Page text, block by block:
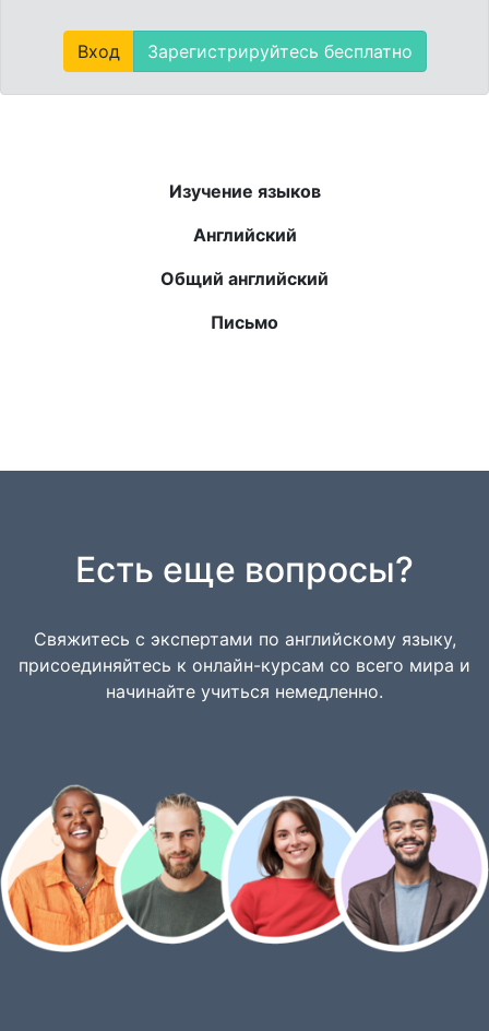
Вход Зарегистрируйтесь бесплатно
Изучение языков
Английский
Общий английский
Письмо
Есть еще вопросы?
Свяжитесь с экспертами по английскому языку,
присоединяйтесь к онлайн-курсам со всего мира и
начинайте учиться немедленно.